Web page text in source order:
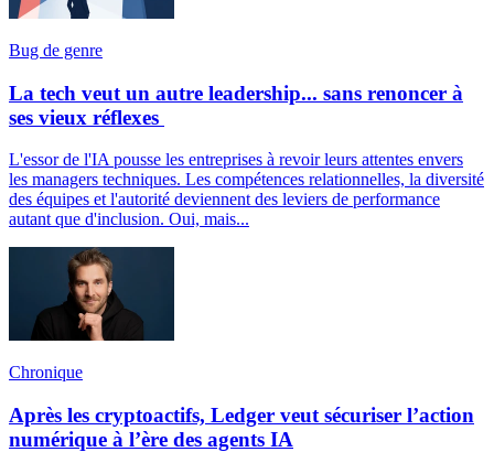
Bug de genre
La tech veut un autre leadership... sans renoncer à
ses vieux réflexes
L'essor de l'IA pousse les entreprises à revoir leurs attentes envers
les managers techniques. Les compétences relationnelles, la diversité
des équipes et l'autorité deviennent des leviers de performance
autant que d'inclusion. Oui, mais...
Chronique
Après les cryptoactifs, Ledger veut sécuriser l’action
numérique à l’ère des agents IA